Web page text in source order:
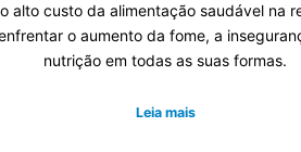
alto custo da alimentação saudável na
o aumento da fome, a
nutrição em todas as suas formas.
Leia mais